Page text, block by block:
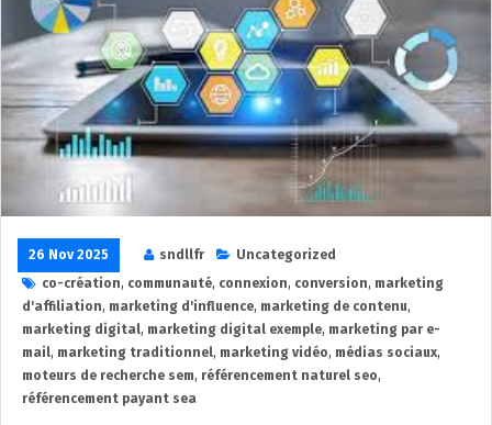
26 Nov 2025 sndllfr
Uncategorized
co-création, communauté, connexion, conversion, marketing
d'affiliation, marketing d'influence, marketing de contenu,
marketing digital, marketing digital exemple, marketing par e-
mail, marketing traditionnel, marketing vidéo, médias sociaux,
moteurs de recherche sem, référencement naturel seo,
référencement payant sea